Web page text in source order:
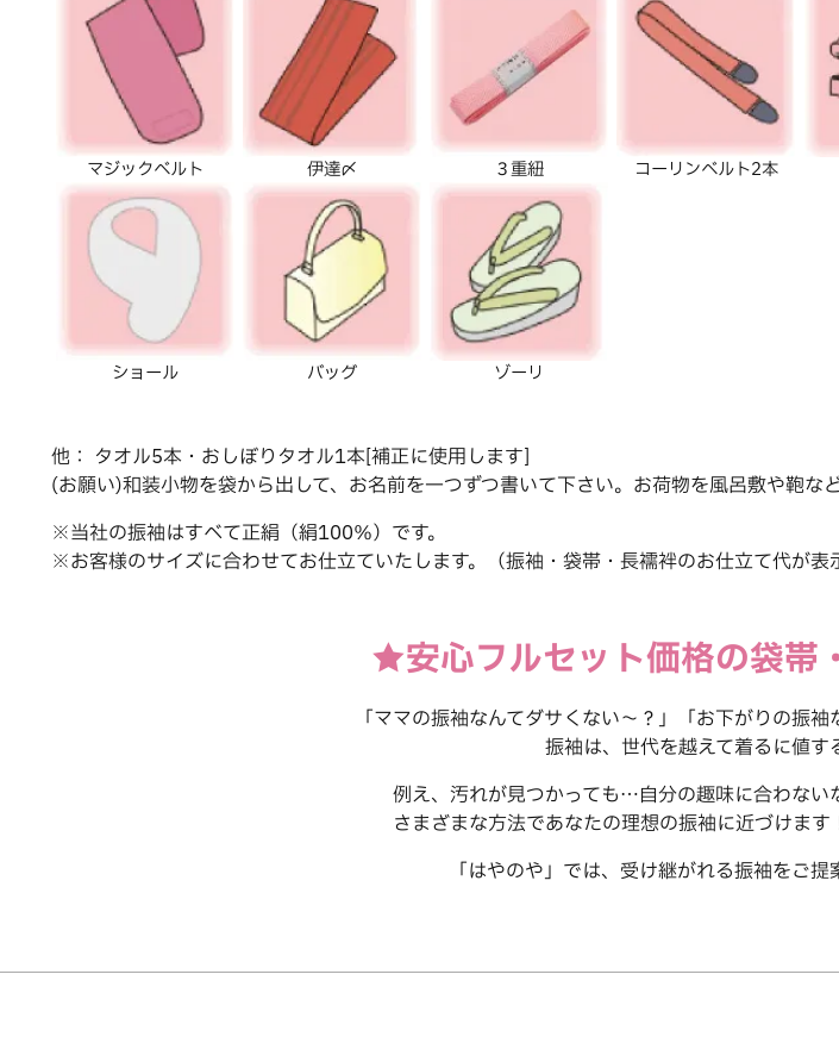
マジックベルト 伊達〆 ３重紐 コーリンベルト2本
ショール バッグ ゾーリ
他： タオル5本・おしぼりタオル1本[補正に使用します]
(お願い)和装小物を袋から出して、お名前を一つずつ書いて下さい。お荷物を風呂敷や鞄な
※当社の振袖はすべて正絹（絹100％）です。
※お客様のサイズに合わせてお仕立ていたします。（振袖・袋帯・長襦袢のお仕立て代が表
★安心フルセット価格の袋帯
「ママの振袖なんてダサくない～？」「お下がりの振
振袖は、世代を越えて着るに値す
例え、汚れが見つかっても…自分の趣味に合わな
さまざまな方法であなたの理想の振袖に近づけま
「はやのや」では、受け継がれる振袖をご